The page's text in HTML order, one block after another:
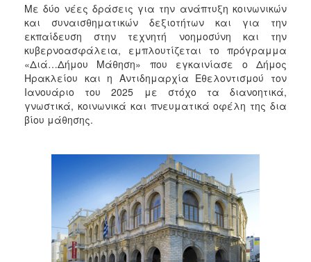
Με δύο νέες δράσεις για την ανάπτυξη κοινωνικών
και συναισθηματικών δεξιοτήτων και για την
εκπαίδευση στην τεχνητή νοημοσύνη και την
κυβερνοασφάλεια, εμπλουτίζεται το πρόγραμμα
«Διά…Δήμου Μάθηση» που εγκαινίασε ο Δήμος
Ηρακλείου και η Αντιδημαρχία Εθελοντισμού τον
Ιανουάριο του 2025 με στόχο τα διανοητικά,
γνωστικά, κοινωνικά και πνευματικά οφέλη της δια
βίου μάθησης.